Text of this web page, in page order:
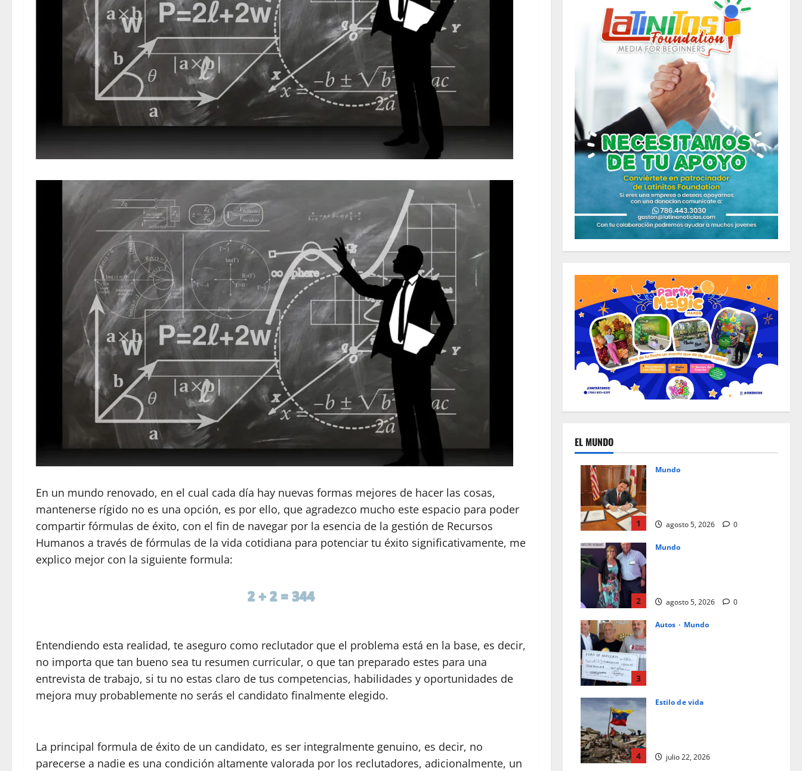
En un mundo renovado, en el cual cada día hay nuevas formas mejores de hacer las cosas,
mantenerse rígido no es una opción, es por ello, que agradezco mucho este espacio para poder
compartir fórmulas de éxito, con el fin de navegar por la esencia de la gestión de Recursos
Humanos a través de fórmulas de la vida cotidiana para potenciar tu éxito significativamente, me
explico mejor con la siguiente formula:
Entendiendo esta realidad, te aseguro como reclutador que el problema está en la base, es decir,
no importa que tan bueno sea tu resumen curricular, o que tan preparado estes para una
entrevista de trabajo, si tu no estas claro de tus competencias, habilidades y oportunidades de
mejora muy probablemente no serás el candidato finalmente elegido.
La principal formula de éxito de un candidato, es ser integralmente genuino, es decir, no
parecerse a nadie es una condición altamente valorada por los reclutadores, adicionalmente, un
EL MUNDO
1
Mundo
agosto 5, 2026 0
2
Mundo
agosto 5, 2026 0
3
Autos Mundo
julio 23, 2026
4
Estilo de vida
julio 22, 2026